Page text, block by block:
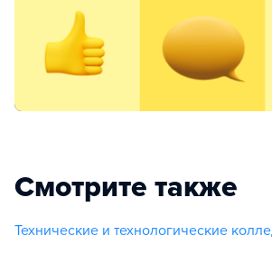
Смотрите также
Технические и технологические